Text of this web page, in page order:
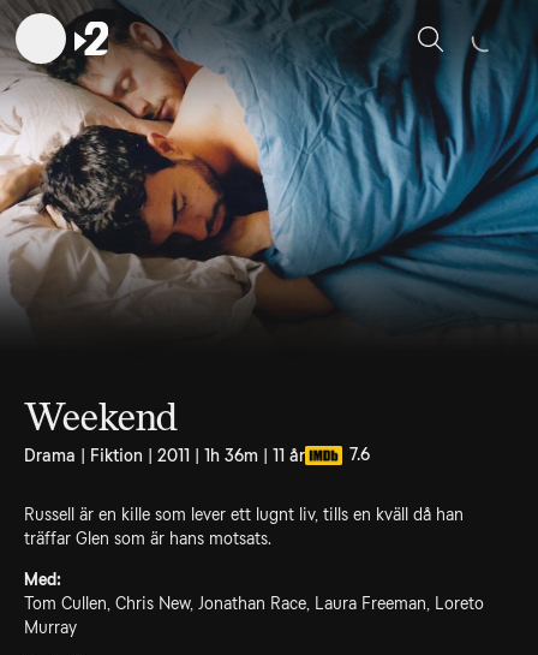
Sök
Weekend
Drama | Fiktion | 2011 | 1h 36m | 11 år 7.6
Russell är en kille som lever ett lugnt liv, tills en kväll då han
träffar Glen som är hans motsats.
Med:
Tom Cullen, Chris New, Jonathan Race, Laura Freeman, Loreto
Murray